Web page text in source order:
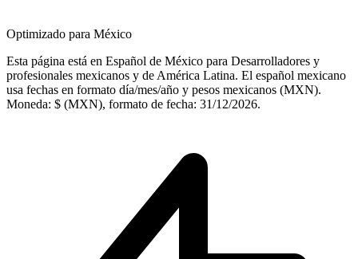
Optimizado para México
Esta página está en Español de México para Desarrolladores y
profesionales mexicanos y de América Latina. El español mexicano
usa fechas en formato día/mes/año y pesos mexicanos (MXN).
Moneda: $ (MXN), formato de fecha: 31/12/2026.